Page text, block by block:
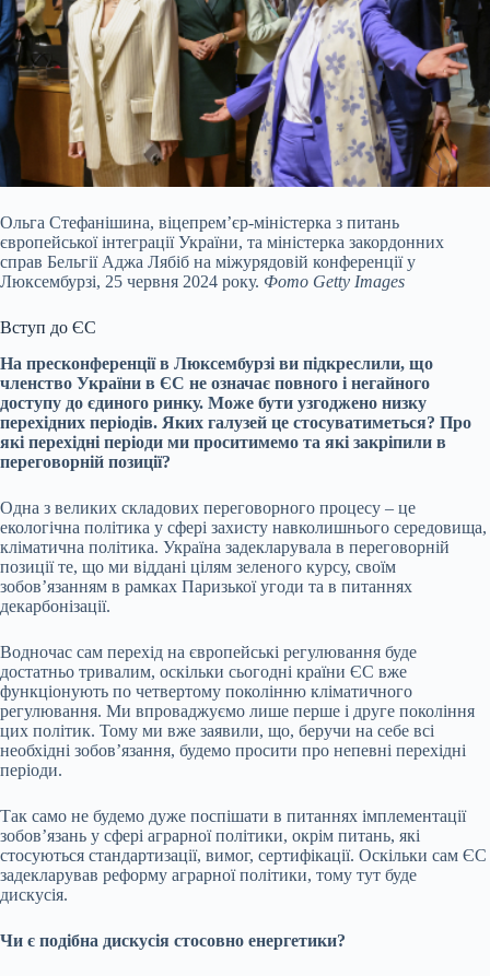
Ольга Стефанішина, віцепрем’єр-міністерка з питань
європейської інтеграції України, та міністерка закордонних
справ Бельгії Аджа Лябіб на міжурядовій конференції у
Люксембурзі, 25 червня 2024 року. Фото Getty Images
Вступ до ЄС
На пресконференції в Люксембурзі ви підкреслили, що
членство України в ЄС не означає повного і негайного
доступу до єдиного ринку. Може бути узгоджено низку
перехідних періодів. Яких галузей це стосуватиметься? Про
які перехідні періоди ми проситимемо та які закріпили в
переговорній позиції?
Одна з великих складових переговорного процесу – це
екологічна політика у сфері захисту навколишнього середовища,
кліматична політика. Україна задекларувала в переговорній
позиції те, що ми віддані цілям зеленого курсу, своїм
зобовʼязанням в рамках Паризької угоди та в питаннях
декарбонізації.
Водночас сам перехід на європейські регулювання буде
достатньо тривалим, оскільки сьогодні країни ЄС вже
функціонують по четвертому поколінню кліматичного
регулювання. Ми впроваджуємо лише перше і друге покоління
цих політик. Тому ми вже заявили, що, беручи на себе всі
необхідні зобовʼязання, будемо просити про непевні перехідні
періоди.
Так само не будемо дуже поспішати в питаннях імплементації
зобовʼязань у сфері аграрної політики, окрім питань, які
стосуються стандартизації, вимог, сертифікації. Оскільки сам ЄС
задекларував реформу аграрної політики, тому тут буде
дискусія.
Чи є подібна дискусія стосовно енергетики?